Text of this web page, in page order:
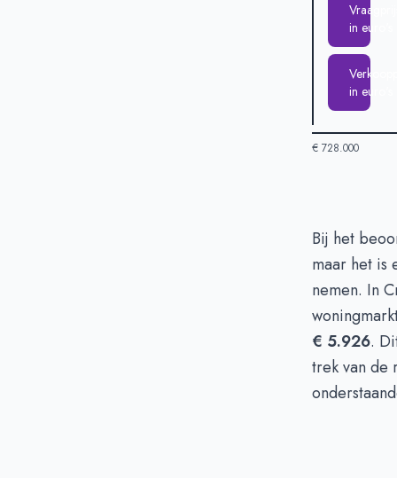
Vraagprijs
in euro's
in euro's
€ 728.000
Vraagprijs in
Verkoopprijs
Bij het
maar het is
nemen. In
€ 5.926.
trek van de